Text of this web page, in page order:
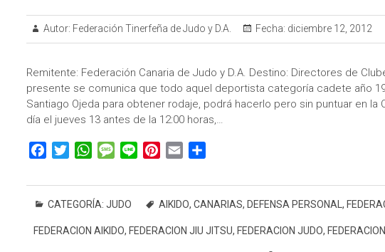
Autor: Federación Tinerfeña de Judo y D.A. Fecha: diciembre 12, 2012
Remitente: Federación Canaria de Judo y D.A. Destino: Directores de
presente se comunica que todo aquel deportista categoría cadete año
Santiago Ojeda para obtener rodaje, podrá hacerlo pero sin puntuar en
día el jueves 13 antes de la 12:00 horas,…
c
e
o
i
t
e
W
a
t
A
M
s
s
g
n
n
t
r
a
i
m
p
r
CATEGORÍA: JUDO AIKIDO, CANARIAS, DEFENSA PERSONAL ,
FEDERACION AIKIDO, FEDERACION JIU JITSU, FEDERACION JUDO,